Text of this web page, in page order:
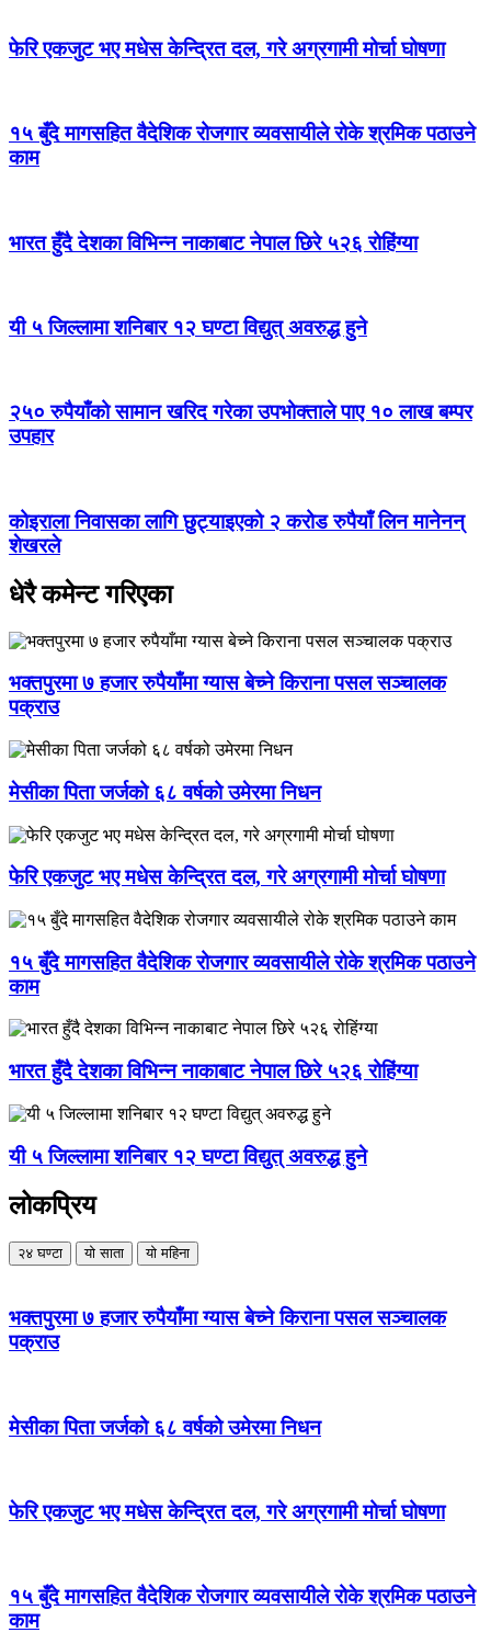
फेरि एकजुट भए मधेस केन्द्रित दल, गरे अग्रगामी मोर्चा घोषणा
१५ बुँदे मागसहित वैदेशिक रोजगार व्यवसायीले रोके श्रमिक पठाउने
काम
भारत हुँदै देशका विभिन्न नाकाबाट नेपाल छिरे ५२६ रोहिंग्या
यी ५ जिल्लामा शनिबार १२ घण्टा विद्युत् अवरुद्ध हुने
२५० रुपैयाँको सामान खरिद गरेका उपभोक्ताले पाए १० लाख बम्पर
उपहार
कोइराला निवासका लागि छुट्याइएको २ करोड रुपैयाँ लिन मानेनन्
शेखरले
धेरै कमेन्ट गरिएका
भक्तपुरमा ७ हजार रुपैयाँमा ग्यास बेच्ने किराना पसल सञ्चालक
पक्राउ
मेसीका पिता जर्जको ६८ वर्षको उमेरमा निधन
फेरि एकजुट भए मधेस केन्द्रित दल, गरे अग्रगामी मोर्चा घोषणा
१५ बुँदे मागसहित वैदेशिक रोजगार व्यवसायीले रोके श्रमिक पठाउने
काम
भारत हुँदै देशका विभिन्न नाकाबाट नेपाल छिरे ५२६ रोहिंग्या
यी ५ जिल्लामा शनिबार १२ घण्टा विद्युत् अवरुद्ध हुने
लोकप्रिय
२४ घण्टा यो साता यो महिना
भक्तपुरमा ७ हजार रुपैयाँमा ग्यास बेच्ने किराना पसल सञ्चालक
पक्राउ
मेसीका पिता जर्जको ६८ वर्षको उमेरमा निधन
फेरि एकजुट भए मधेस केन्द्रित दल, गरे अग्रगामी मोर्चा घोषणा
१५ बुँदे मागसहित वैदेशिक रोजगार व्यवसायीले रोके श्रमिक पठाउने
काम